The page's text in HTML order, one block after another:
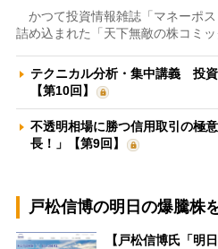
かつて投資情報雑誌「マネーポ
詰め込まれた「天下無敵の株コミ
テクニカル分析・集中講義 投資
【第10回】
不透明相場に勝つ信用取引の極
長！」【第9回】
戸松信博の明日の爆騰株
【戸松信博氏「明